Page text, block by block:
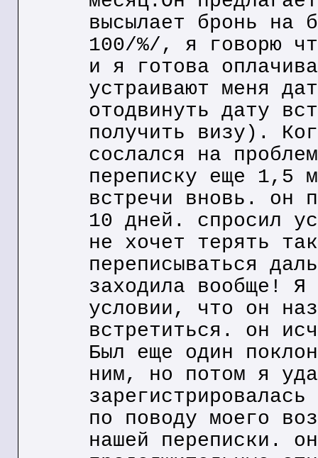
высылает бронь на
100/%/, я говорю
и я готова
устраивают меня
отодвинуть дату
получить визу).
сослался на
переписку еще 1,5
встречи вновь. он
10 дней. спросил
не хочет терять
переписываться
заходила вообще! Я
условии, что он
встретиться. он
Был еще один
ним, но потом я
по поводу моего
нашей переписки.